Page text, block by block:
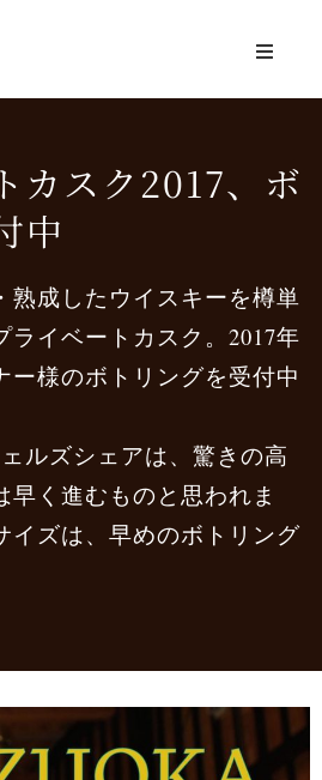
溜所
要
ス
カスク2017、ボ
中
熟成したウイスキーを樽単
ライベートカスク。2017年
ー様のボトリングを受付中
ルズシェアは、驚きの高
早く進むものと思われま
イズは、早めのボトリング